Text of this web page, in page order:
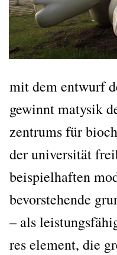
mit dem ent­wurf
gewinnt maty­sik
zen­trums für
der uni­ver­si­tät
bei­spiel­haf­ten
bevor­ste­hen­de
– als
res ele­ment, die